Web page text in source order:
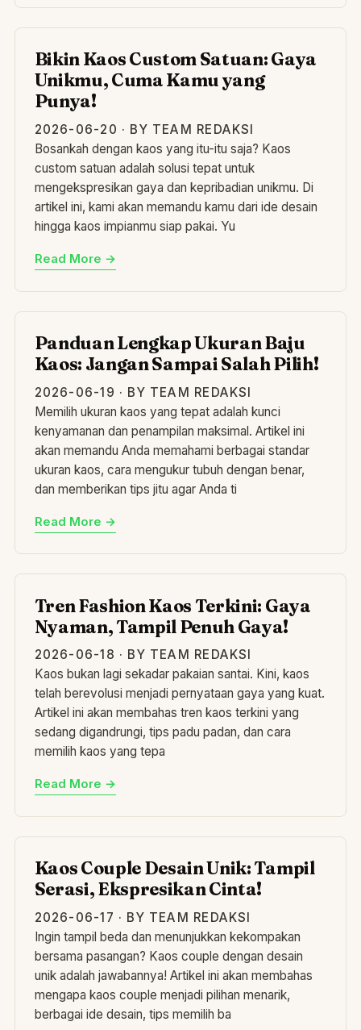
BI
Bikin Kaos Custom Satuan: Gaya
Unikmu, Cuma Kamu yang
Punya!
2026-06-20 · BY TEAM REDAKSI
Bosankah dengan kaos yang itu-itu saja? Kaos
custom satuan adalah solusi tepat untuk
mengekspresikan gaya dan kepribadian unikmu. Di
artikel ini, kami akan memandu kamu dari ide desain
hingga kaos impianmu siap pakai. Yu
Read More →
PA
Panduan Lengkap Ukuran Baju
Kaos: Jangan Sampai Salah Pilih!
2026-06-19 · BY TEAM REDAKSI
Memilih ukuran kaos yang tepat adalah kunci
kenyamanan dan penampilan maksimal. Artikel ini
akan memandu Anda memahami berbagai standar
ukuran kaos, cara mengukur tubuh dengan benar,
dan memberikan tips jitu agar Anda ti
Read More →
TR
Tren Fashion Kaos Terkini: Gaya
Nyaman, Tampil Penuh Gaya!
2026-06-18 · BY TEAM REDAKSI
Kaos bukan lagi sekadar pakaian santai. Kini, kaos
telah berevolusi menjadi pernyataan gaya yang kuat.
Artikel ini akan membahas tren kaos terkini yang
sedang digandrungi, tips padu padan, dan cara
memilih kaos yang tepa
Read More →
KA
Kaos Couple Desain Unik: Tampil
Serasi, Ekspresikan Cinta!
2026-06-17 · BY TEAM REDAKSI
Ingin tampil beda dan menunjukkan kekompakan
bersama pasangan? Kaos couple dengan desain
unik adalah jawabannya! Artikel ini akan membahas
mengapa kaos couple menjadi pilihan menarik,
berbagai ide desain, tips memilih ba